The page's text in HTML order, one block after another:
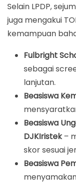
Selain LPDP,
juga mengakui
kemampuan
Fulbright
sebagai
lanjutan.
Beasiswa
Beasiswa
DJKIristek–
skor sesuai
Beasiswa